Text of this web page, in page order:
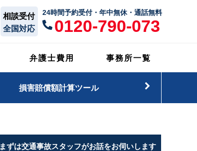
相談受付
全国対応
24時間予約受付・年中無休・通話無料
0120-790-073
弁護士費用 事務所一覧
損害賠償額計算ツール
まずは交通事故スタッフがお話をお伺いします